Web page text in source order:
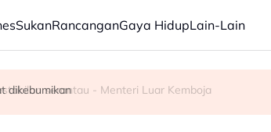
SukanRancanganGaya HidupLain-Lain
ubah realiti di wilayah Palestin diduduki
serantau - Menteri Luar Kemboja
dikebumikan